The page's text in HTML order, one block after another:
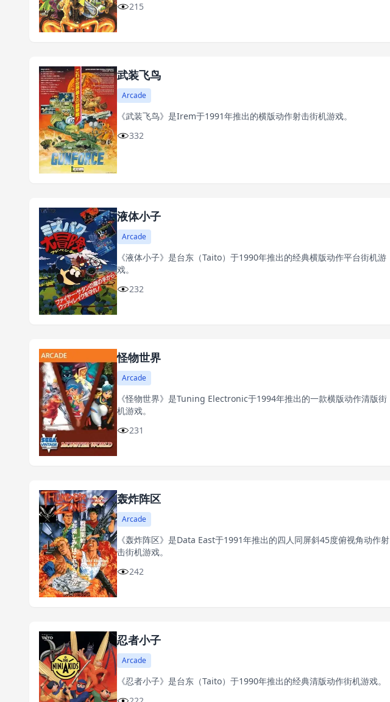
215
武装飞鸟
Arcade
《武装飞鸟》是Irem于1991年推出的横版动作射击街机游戏。
332
液体小子
Arcade
《液体小子》是台东（Taito）于1990年推出的经典横版动作平台街机游
戏。
232
怪物世界
Arcade
《怪物世界》是Tuning Electronic于1994年推出的一款横版动作清版街
机游戏。
231
轰炸阵区
Arcade
《轰炸阵区》是Data East于1991年推出的四人同屏斜45度俯视角动作射
击街机游戏。
242
忍者小子
Arcade
《忍者小子》是台东（Taito）于1990年推出的经典清版动作街机游戏。